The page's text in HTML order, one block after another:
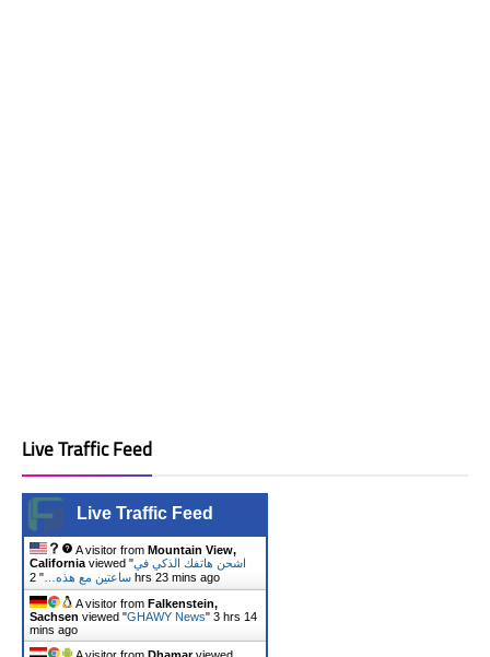
Live Traffic Feed
Live Traffic Feed
A visitor from Mountain View,
California viewed "اشحن هاتفك الذكي في
ساعتين مع هذه… "
2 hrs 23 mins ago
A visitor from Falkenstein,
Sachsen viewed "GHAWY News" 3 hrs 14
mins ago